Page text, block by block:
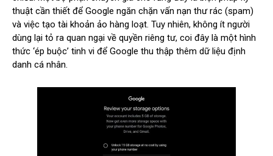
thuật cần thiết để Google ngăn chặn vấn nạn thư rác (spam)
và việc tạo tài khoản ảo hàng loạt. Tuy nhiên, không ít người
dùng lại tỏ ra quan ngại về quyền riêng tư, coi đây là một hình
thức ‘ép buộc’ tinh vi để Google thu thập thêm dữ liệu định
danh cá nhân.